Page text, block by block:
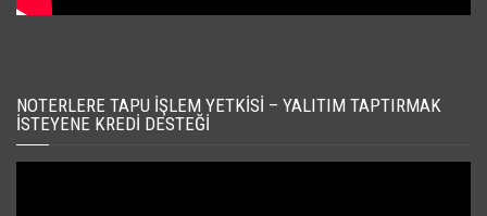
NOTERLERE TAPU İŞLEM YETKISI – YALITIM TAPTIRMAK
İSTEYENE KREDI DESTEĞI